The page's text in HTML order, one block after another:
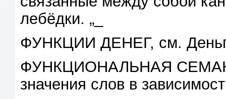
лебёдки. „_
ФУНКЦИИ ДЕНЕГ, см.
ФУНКЦИОНАЛЬНАЯ
значения слов в